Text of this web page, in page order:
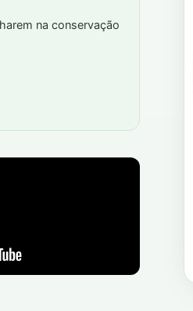
na conservação